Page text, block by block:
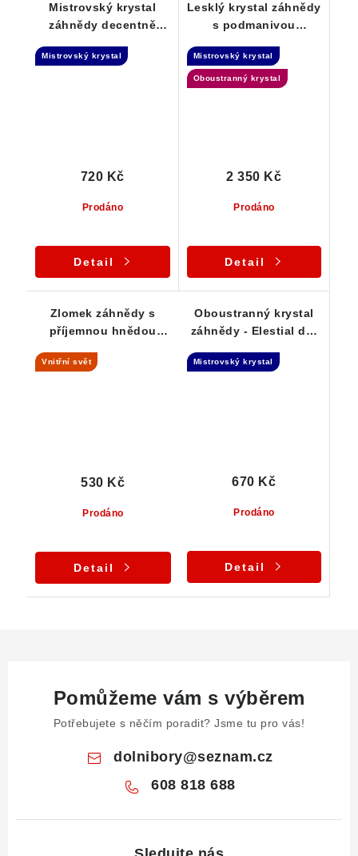
Mistrovský krystal
záhnědy decentně
Elestial
Mistrovský krystal
Prodáno
720 Kč
Detail
Lesklý krystal záhnědy
s podmanivou
Elestial
Mistrovský krystal
Oboustranný krystal
Prodáno
2 350 Kč
Detail
Zlomek záhnědy s
příjemnou hnědou
vnitřním světem
Vnitřní svět
Prodáno
530 Kč
Detail
Oboustranný krystal
záhnědy - Elestial dar
Mistrovský krystal
Prodáno
670 Kč
Detail
Pomůžeme vám s výběrem
Potřebujete s něčím poradit? Jsme tu pro vás!
dolnibory@seznam.cz
608 818 688